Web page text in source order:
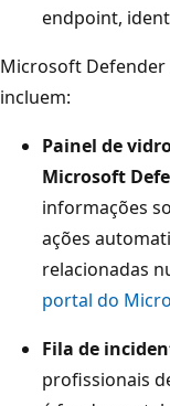
endpoint,
Microsoft Defender
incluem:
Painel de
Microsoft
informações
ações
relacionadas
portal do
Fila de
profissionais